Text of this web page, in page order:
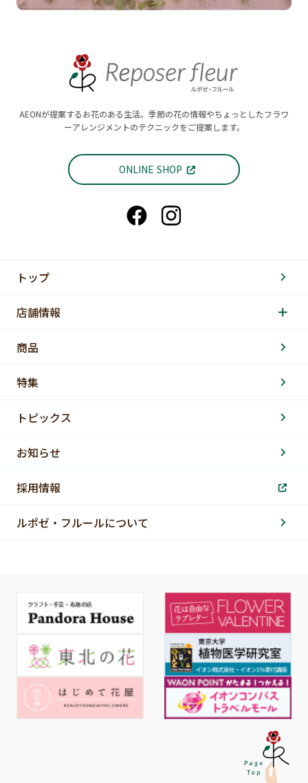
AEONが提案するお花のある生活。季節の花の情報やちょっとしたフラワ
ーアレンジメントのテクニックをご提案します。
ONLINE SHOP
トップ
店舗情報
商品
特集
トピックス
お知らせ
採用情報
ルポゼ・フルールについて